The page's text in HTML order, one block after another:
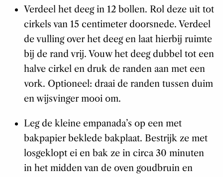
Verdeel het deeg in 12 bollen. Rol deze uit tot
cirkels van 15 centimeter doorsnede. Verdeel
de vulling over het deeg en laat hierbij ruimte
bij de rand vrij. Vouw het deeg dubbel tot een
halve cirkel en druk de randen aan met een
vork. Optioneel: draai de randen tussen duim
en wijsvinger mooi om.
Leg de kleine empanada’s op een met
bakpapier beklede bakplaat. Bestrijk ze met
losgeklopt ei en bak ze in circa 30 minuten
in het midden van de oven goudbruin en